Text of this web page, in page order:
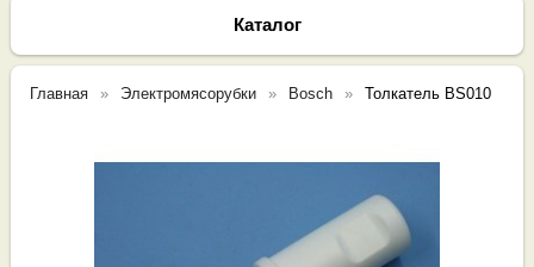
Каталог
Главная Электромясорубки Bosch Толкатель BS010